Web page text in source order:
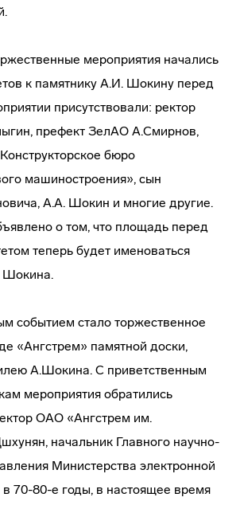
мероприятия начались
к памятнику А.И. Шокину перед
присутствовали: ректор
префект ЗелАО А.Смирнов,
бюро
машиностроения», сын
А.А. Шокин и многие другие.
о том, что площадь перед
теперь будет именоваться
Шокина.
событием стало торжественное
«Ангстрем» памятной доски,
А.Шокина. С приветственным
мероприятия обратились
ОАО «Ангстрем им.
начальник Главного научно-
Министерства электронной
70-80-е годы, в настоящее время